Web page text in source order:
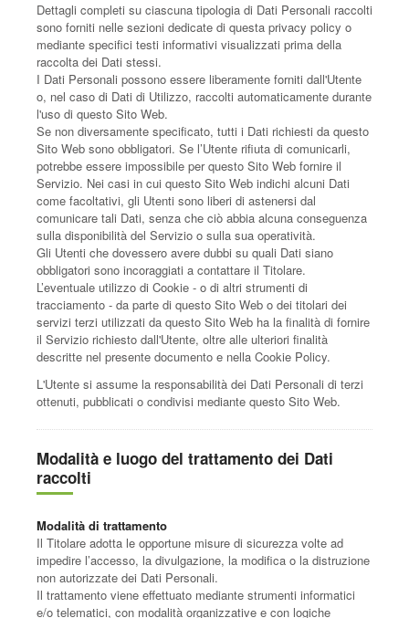
Dettagli completi su ciascuna tipologia di Dati Personali raccolti
sono forniti nelle sezioni dedicate di questa privacy policy o
mediante specifici testi informativi visualizzati prima della
raccolta dei Dati stessi.
I Dati Personali possono essere liberamente forniti dall'Utente
o, nel caso di Dati di Utilizzo, raccolti automaticamente durante
l'uso di questo Sito Web.
Se non diversamente specificato, tutti i Dati richiesti da questo
Sito Web sono obbligatori. Se l’Utente rifiuta di comunicarli,
potrebbe essere impossibile per questo Sito Web fornire il
Servizio. Nei casi in cui questo Sito Web indichi alcuni Dati
come facoltativi, gli Utenti sono liberi di astenersi dal
comunicare tali Dati, senza che ciò abbia alcuna conseguenza
sulla disponibilità del Servizio o sulla sua operatività.
Gli Utenti che dovessero avere dubbi su quali Dati siano
obbligatori sono incoraggiati a contattare il Titolare.
L’eventuale utilizzo di Cookie - o di altri strumenti di
tracciamento - da parte di questo Sito Web o dei titolari dei
servizi terzi utilizzati da questo Sito Web ha la finalità di fornire
il Servizio richiesto dall'Utente, oltre alle ulteriori finalità
descritte nel presente documento e nella Cookie Policy.
L'Utente si assume la responsabilità dei Dati Personali di terzi
ottenuti, pubblicati o condivisi mediante questo Sito Web.
Modalità e luogo del trattamento dei Dati
raccolti
Modalità di trattamento
Il Titolare adotta le opportune misure di sicurezza volte ad
impedire l’accesso, la divulgazione, la modifica o la distruzione
non autorizzate dei Dati Personali.
Il trattamento viene effettuato mediante strumenti informatici
e/o telematici, con modalità organizzative e con logiche